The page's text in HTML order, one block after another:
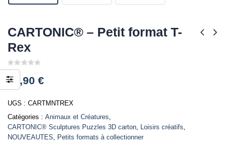
CARTONIC® – Petit format T-
Rex
out
18,90 €
UGS : CARTMNTREX
Catégories : Animaux et Créatures
CARTONIC® Sculptures Puzzles 3D carton Loisirs créatifs
NOUVEAUTES
Petits formats à collectionner